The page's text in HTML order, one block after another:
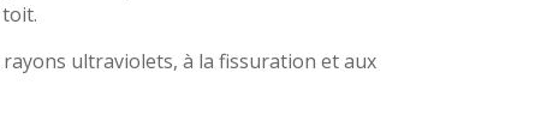
rayons ultraviolets, à la fissuration et aux